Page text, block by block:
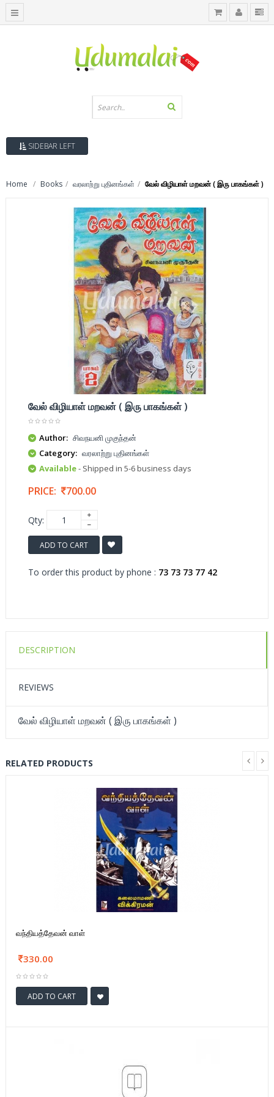
SIDEBAR LEFT
Home Books வரலாற்று புதினங்கள் வேல் விழியாள் மறவன் ( இரு பாகங்கள் )
வேல் விழியாள் மறவன் ( இரு பாகங்கள் )
Author: சிவநயனி முகுந்தன்
Category: வரலாற்று புதினங்கள்
Available- Shipped in 5-6 business days
PRICE: 700.00
Qty:
ADD TO CART
To order this product by phone : 73 73 73 77 42
DESCRIPTION
REVIEWS
வேல் விழியாள் மறவன் ( இரு பாகங்கள் )
RELATED PRODUCTS
வந்தியத்தேவன் வாள்
330.00
ADD TO CART